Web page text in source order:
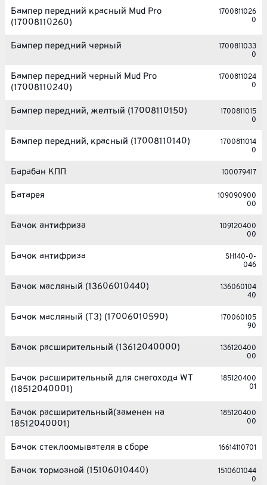
Бампер передний красный Mud Pro
(17008110260)
1700811026
0
Бампер передний черный
1700811033
0
Бампер передний черный Mud Pro
(17008110240)
1700811024
0
Бампер передний, желтый (17008110150)
1700811015
0
Бампер передний, красный (17008110140)
1700811014
0
Барабан КПП 100079417
Батарея
109090900
00
Бачок антифриза
109120400
00
Бачок антифриза
SH140-0-
046
Бачок масляный (13606010440)
136060104
40
Бачок масляный (T3) (17006010590)
170060105
90
Бачок расширительный (13612040000)
136120400
00
Бачок расширительный для снегохода WT
(18512040001)
185120400
01
Бачок расширительный(заменен на
18512040001)
185120400
00
Бачок стеклоомывателя в сборе 16614110701
Бачок тормозной (15106010440)
1510601044
0